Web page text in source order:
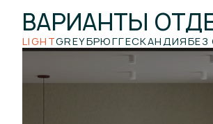
ВАРИАНТЫ
LIGHTGREYБРЮГГЕСКАНДИЯБЕЗ